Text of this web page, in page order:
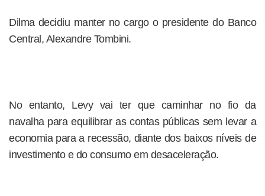
Dilma decidiu manter no cargo o presidente do Banco
Central, Alexandre Tombini.
No entanto, Levy vai ter que caminhar no fio da
navalha para equilibrar as contas públicas sem levar a
economia para a recessão, diante dos baixos níveis de
investimento e do consumo em desaceleração.